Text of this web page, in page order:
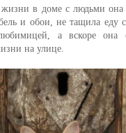
в доме с людьми она
и обои, не тащила еду
а вскоре она
на улице.